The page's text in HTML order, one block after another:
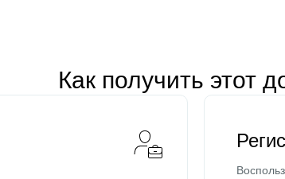
Как получить этот